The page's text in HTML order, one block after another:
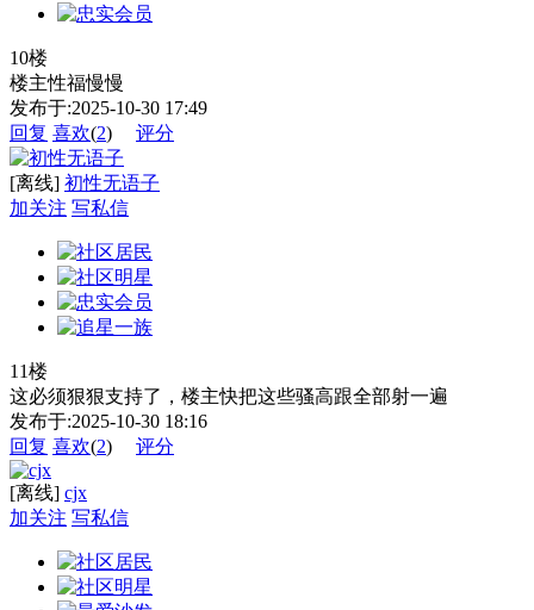
10楼
楼主性福慢慢
发布于:2025-10-30 17:49
回复 喜欢(2) 评分
[离线] 初性无语子
加关注 写私信
11楼
这必须狠狠支持了，楼主快把这些骚高跟全部射一遍
发布于:2025-10-30 18:16
回复 喜欢(2) 评分
[离线] cjx
加关注 写私信